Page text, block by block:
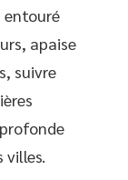
entouré
apaise
suivre